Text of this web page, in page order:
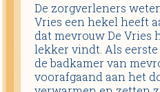
De zorgverleners
Vries een hekel heeft
dat mevrouw De Vries
lekker vindt. Als
de badkamer van
voorafgaand aan het